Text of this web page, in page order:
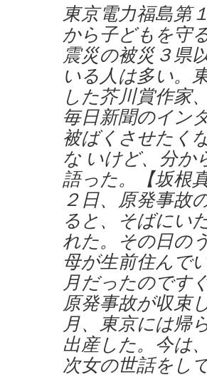
東京電力福島第
から子どもを守
震災の被災３県
いる人は多い。
した芥川賞作家
毎日新聞のイン
被ばくさせたく
な いけど、分か
語った。【坂根
２日、原発事故
ると、そばにい
れた。その日の
母が生前住んで
月だったのです
原発事故が収束
月、東京には帰
出産した。今は
次女の世話をし